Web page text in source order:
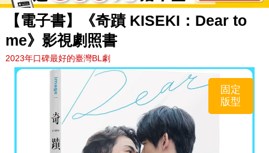
【電子書】《奇蹟 KISEKI：Dear to
me》影視劇照書
2023年口碑最好的臺灣BL劇
固定
版型